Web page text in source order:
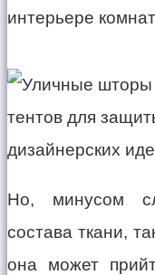
интерьере
Но, минусом
состава ткани,
она может